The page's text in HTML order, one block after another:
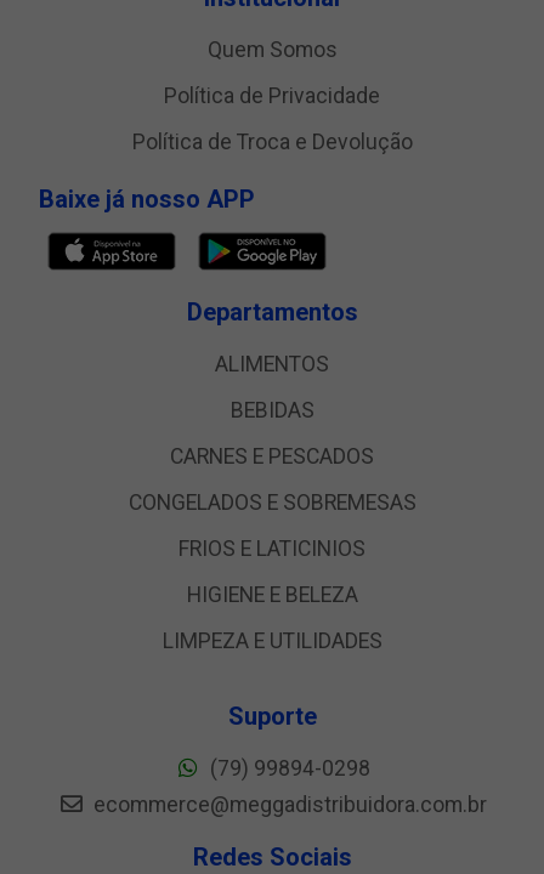
Quem Somos
Política de Privacidade
Política de Troca e Devolução
Baixe já nosso APP
Departamentos
ALIMENTOS
BEBIDAS
CARNES E PESCADOS
CONGELADOS E SOBREMESAS
FRIOS E LATICINIOS
HIGIENE E BELEZA
LIMPEZA E UTILIDADES
Suporte
(79) 99894-0298
ecommerce@meggadistribuidora.com.br
Redes Sociais